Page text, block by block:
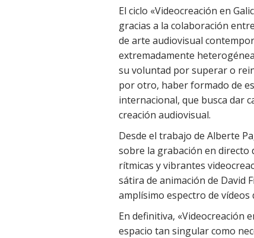
El ciclo «Videocreación en
gracias a la colaboración
de arte audiovisual
extremadamente
su voluntad por superar o
por otro, haber formado de
internacional, que busca dar
creación audiovisual.
Desde el trabajo de Alberte
sobre la grabación en directo
rítmicas y vibrantes
sátira de animación de David
amplísimo espectro de
En definitiva, «Videocreación
espacio tan singular como